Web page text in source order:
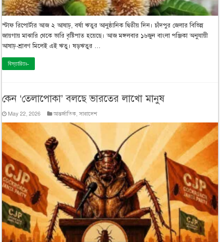
স্টাফ রিপোর্টার আজ ২ আষাঢ়, বর্ষা ঋতুর আনুষ্ঠানিক দ্বিতীয় দিন। চাঁদপুর জেলার বিভিন্ন
জায়গায় মাঝারি থেকে ভারি বৃষ্টিপাত হয়েছে। আজ মঙ্গলবার ১৬জুন বাংলা পঞ্জিকা অনুযায়ী
আষাঢ়-শ্রাবণ মিলেই এই ঋতু। ষড়ঋতুর …
বিস্তারিতঃ-
কেন ‘তেলাপোকা’ বলছে ভারতের লাখো মানুষ
May 22, 2026 আন্তর্জাতিক,সারাদেশ